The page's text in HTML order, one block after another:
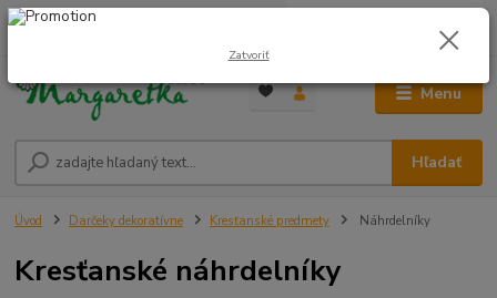
Menu
Hľadať
0948 236 042
0,00 €
Úvod Darčeky dekoratívne Kresťanské predmety Náhrdelníky
Kresťanské náhrdelníky
Zatvoriť